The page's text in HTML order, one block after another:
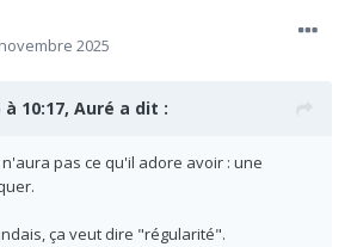
2025
10:17, Auré a dit :
pas ce qu'il adore avoir : une
ça veut dire "régularité".